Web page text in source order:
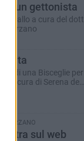
di un gettonista
giallo a cura del dott.
Marzano
vita
di una Bisceglie per
- a cura di Serena de
MARZANO
sul web